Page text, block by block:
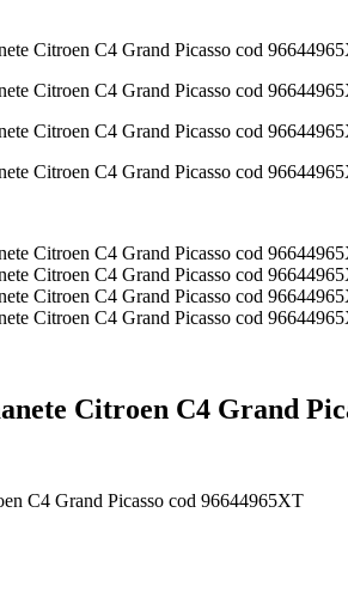
Citroen C4 Grand
C4 Grand Picasso cod 96644965XT